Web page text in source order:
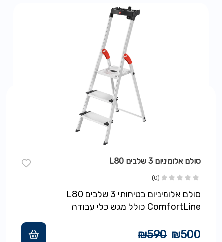
סולם אלומיניום 3 שלבים L80
(0)
סולם אלומיניום בטיחותי 3 שלבים L80
ComfortLine כולל מגש כלי עבודה
קליפס תליה/הסרה,שלבי XXL עומק 13…
₪590 ₪500